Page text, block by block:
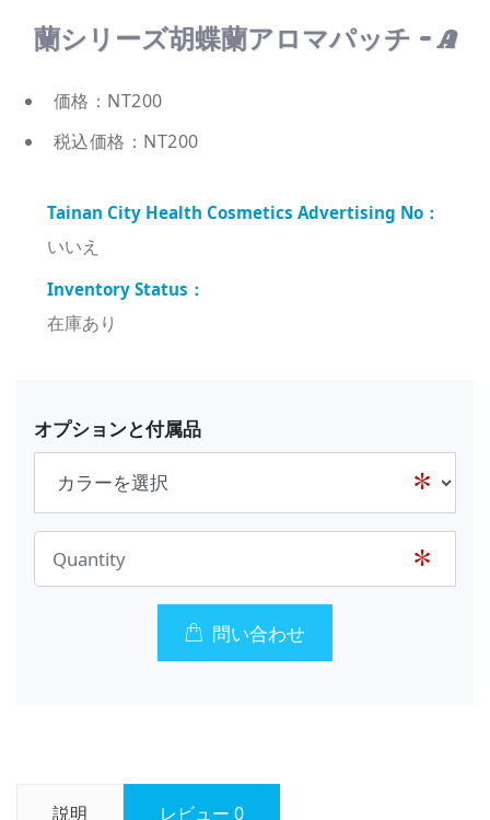
蘭シリーズ胡蝶蘭アロマパッチ - A
価格：NT200
税込価格：NT200
いいえ
在庫あり
オプションと付属品
問い合わせ
説明 レビュー 0